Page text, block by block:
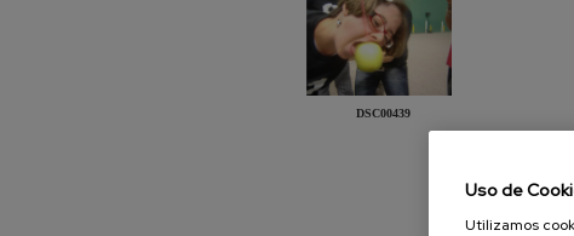
DSC00439
Uso de
Utilizamos